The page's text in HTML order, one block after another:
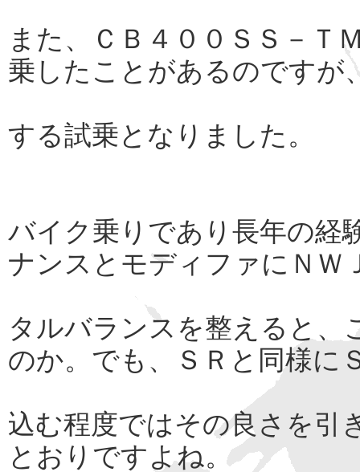
また、ＣＢ４００ＳＳ－Ｔ
乗したことがあるのですが
する試乗となりました。
バイク乗りであり長年の経
ナンスとモディファにＮＷ
タルバランスを整えると、
のか。でも、ＳＲと同様に
込む程度ではその良さを引
とおりですよね。